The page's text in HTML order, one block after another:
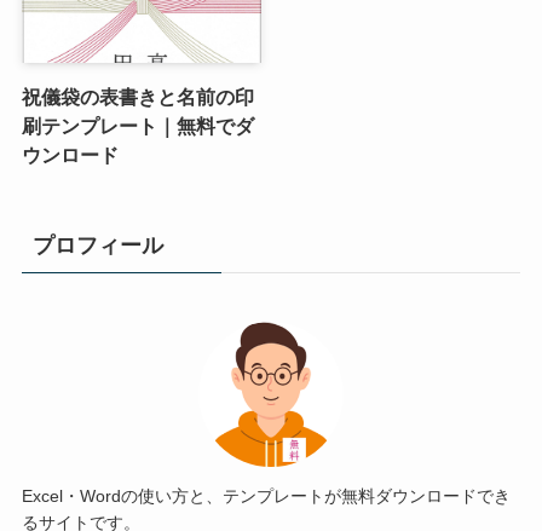
祝儀袋の表書きと名前の印
刷テンプレート｜無料でダ
ウンロード
プロフィール
Excel・Wordの使い方と、テンプレートが無料ダウンロードでき
るサイトです。